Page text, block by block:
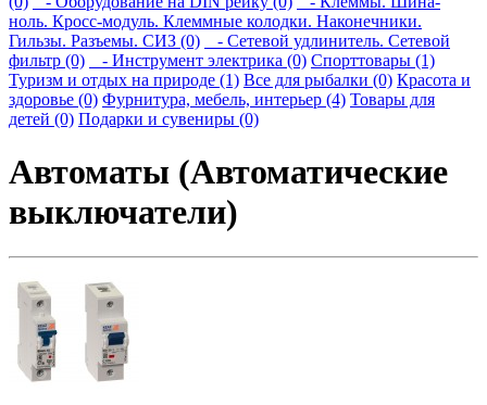
ноль. Кросс-модуль. Клеммные колодки. Наконечники.
Гильзы. Разъемы. СИЗ (0)
- Сетевой удлинитель. Сетевой
фильтр (0)
- Инструмент электрика (0) Спорттовары (1)
Туризм и отдых на природе (1) Все для рыбалки (0) Красота и
здоровье (0) Фурнитура, мебель, интерьер (4) Товары для
детей (0) Подарки и сувениры (0)
Автоматы (Автоматические
выключатели)